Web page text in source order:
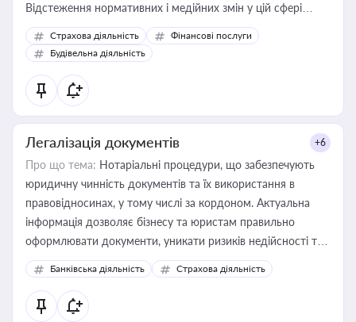
Відстеження нормативних і медійних змін у цій сфері
корисне для власника бізнесу, керівника, юриста або
бухгалтера під час оподаткування, приватизації, оренди
державного майна, корпоративних угод і перевірки
статусу суб'єктів оціночної діяльності
Страхова діяльність
Фінансові послуги
Будівельна діяльність
Легалізація документів +6
Про що тема: Нотаріальні процедури, що забезпечують
юридичну чинність документів та їх використання в
правовідносинах, у тому числі за кордоном. Актуальна
інформація дозволяє бізнесу та юристам правильно
оформлювати документи, уникати ризиків недійсності та
забезпечувати їх належне прийняття органами влади та
контрагентами
Банківська діяльність Страхова діяльність